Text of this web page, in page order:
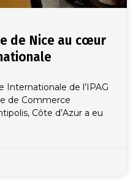
de Nice au cœur
Internationale de l’IPAG
de Commerce
Côte d’Azur a eu